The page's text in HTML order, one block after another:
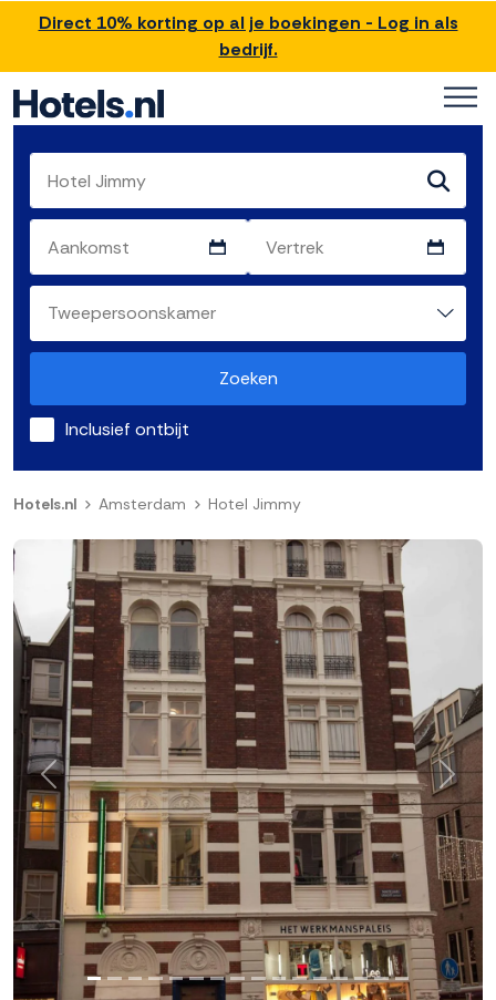
Direct 10% korting op al je boekingen - Log in als
bedrijf.
Zoeken
Inclusief ontbijt
Hotels.nl Amsterdam Hotel Jimmy